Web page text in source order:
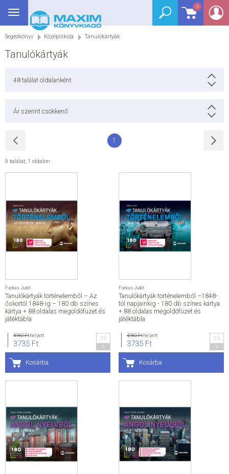
0
Toggle
navigation
Segédkönyv Középiskola Tanulókártyák
Tanulókártyák
48 találat oldalanként
Ár szerint csökkenő
1
9 találat, 1 oldalon
Farkas Judit
Tanulókártyák történelemből – Az
őskortól 1848-ig – 180 db színes
kártya + 88 oldalas megoldófüzet és
játéktábla
4980 Fthelyett
3735 Ft
25
Kosárba
Farkas Judit
Tanulókártyák történelemből –1848-
tól napjainkig - 180 db színes kártya
+ 88 oldalas megoldófüzet és
játéktábla
4980 Fthelyett
3735 Ft
25
Kosárba
BEJELENTKEZÉS
SEGÉDKÖNYV
E-KÖNYVEK
HÍREK
ÁLTALÁNOS SZERZŐDÉSI FELTÉTELEK
KAPCSOLAT